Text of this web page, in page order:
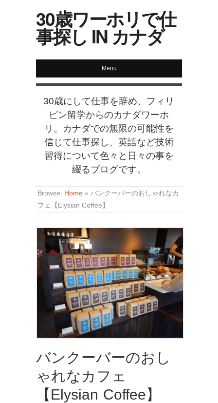
30歳ワーホリで仕
事探し IN カナダ
Menu
30歳にして仕事を辞め、フィリ
ピン留学からのカナダワーホ
リ。カナダでの無限の可能性を
信じて仕事探し、英語など技術
習得について色々と日々の事を
綴るブログです。
Browse: Home » バンクーバーのおしゃれなカ
フェ【Elysian Coffee】
バンクーバーのおし
ゃれなカフェ
【Elysian Coffee】